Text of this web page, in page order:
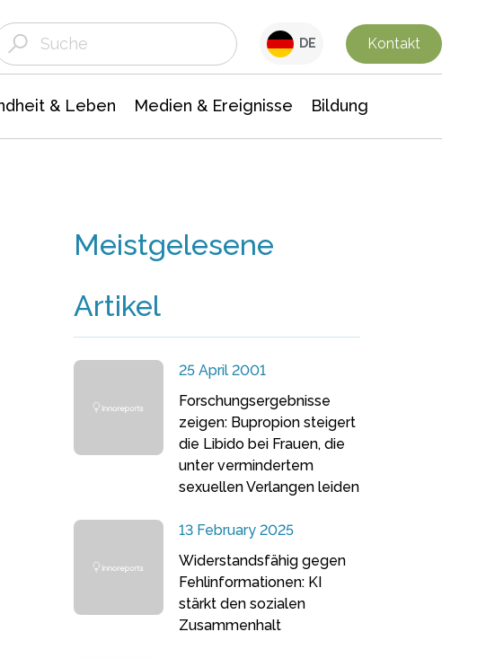
DE Kontakt
& Leben Medien & Ereignisse Bildung
Meistgelesene
Artikel
25 April 2001
Forschungsergebnisse
zeigen: Bupropion steigert
die Libido bei Frauen, die
unter vermindertem
sexuellen Verlangen leiden
13 February 2025
Widerstandsfähig gegen
Fehlinformationen: KI
stärkt den sozialen
Zusammenhalt